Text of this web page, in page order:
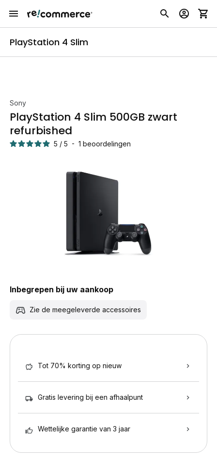
PlayStation 4 Slim
Sony
PlayStation 4 Slim 500GB zwart
refurbished
5 / 5 - 1 beoordelingen
Inbegrepen bij uw aankoop
Zie de meegeleverde accessoires
Tot 70% korting op nieuw
Gratis levering bij een afhaalpunt
Wettelijke garantie van 3 jaar